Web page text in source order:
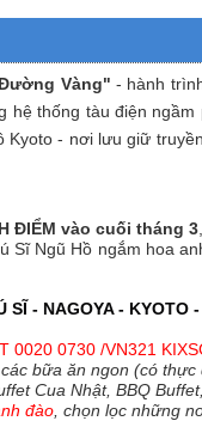
Vàng" - hành
hệ thống tàu điện
Kyoto - nơi lưu giữ
ĐIỂM vào cuối tháng 3
Sĩ Ngũ Hồ ngắm hoa
SĨ - NAGOYA - KYOTO
0020 0730 /VN321
các bữa ăn ngon (có
Cua Nhật, BBQ
đào , chọn lọc những